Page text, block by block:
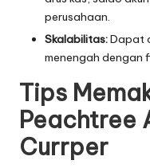
perusahaan.
Skalabilitas:Dapat
menengah dengan
Tips
Peachtree
Currper